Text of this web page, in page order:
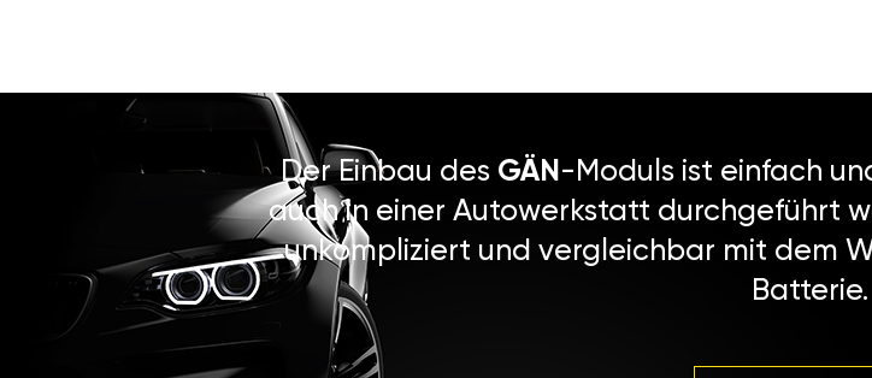
Der Einbau des GÄN-Moduls ist einfach
auch in einer Autowerkstatt durchgeführt
unkompliziert und vergleichbar mit dem
Batterie.